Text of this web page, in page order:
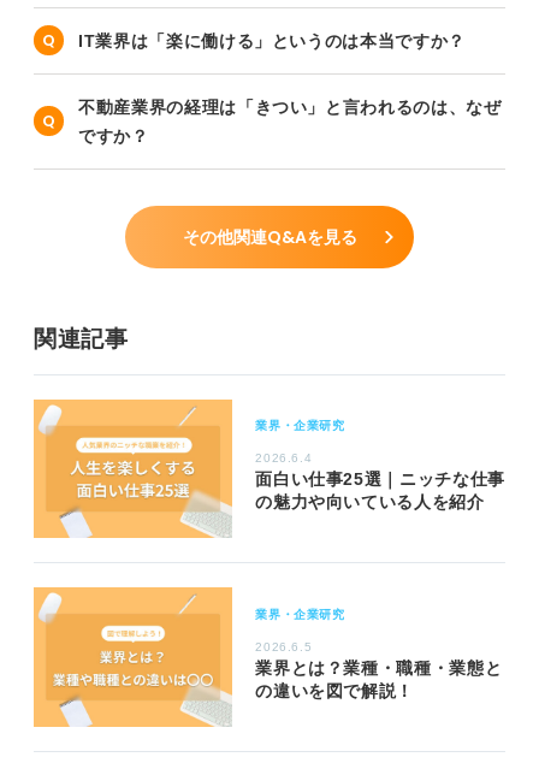
IT業界は「楽に働ける」というのは本当ですか？
不動産業界の経理は「きつい」と言われるのは、なぜ
ですか？
その他関連Q&Aを見る
関連記事
業界・企業研究
2026.6.4
面白い仕事25選｜ニッチな仕事
の魅力や向いている人を紹介
業界・企業研究
2026.6.5
業界とは？業種・職種・業態と
の違いを図で解説！